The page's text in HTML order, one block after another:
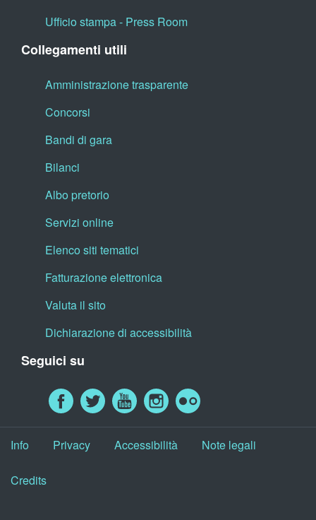
Ufficio stampa - Press Room
Collegamenti utili
Amministrazione trasparente
Concorsi
Bandi di gara
Bilanci
Albo pretorio
Servizi online
Elenco siti tematici
Fatturazione elettronica
Valuta il sito
Dichiarazione di accessibilità
Seguici su
Info Privacy Accessibilità Note legali
Credits